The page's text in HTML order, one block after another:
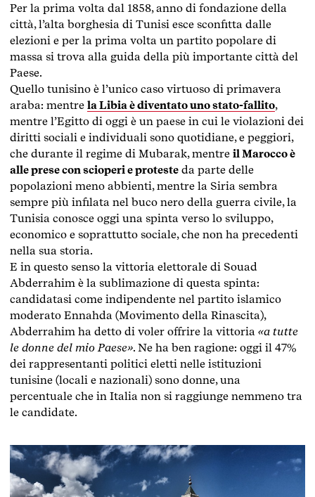
Per la prima volta dal 1858, anno di fondazione della
città, l’alta borghesia di Tunisi esce sconfitta dalle
elezioni e per la prima volta un partito popolare di
massa si trova alla guida della più importante città del
Paese.
Quello tunisino è l’unico caso virtuoso di primavera
araba: mentre la Libia è diventato uno stato-fallito,
mentre l’Egitto di oggi è un paese in cui le violazioni dei
diritti sociali e individuali sono quotidiane, e peggiori,
che durante il regime di Mubarak, mentre il Marocco è
alle prese con scioperi e proteste da parte delle
popolazioni meno abbienti, mentre la Siria sembra
sempre più infilata nel buco nero della guerra civile, la
Tunisia conosce oggi una spinta verso lo sviluppo,
economico e soprattutto sociale, che non ha precedenti
nella sua storia.
E in questo senso la vittoria elettorale di Souad
Abderrahim è la sublimazione di questa spinta:
candidatasi come indipendente nel partito islamico
moderato Ennahda (Movimento della Rinascita),
Abderrahim ha detto di voler offrire la vittoria «a tutte
le donne del mio Paese». Ne ha ben ragione: oggi il 47%
dei rappresentanti politici eletti nelle istituzioni
tunisine (locali e nazionali) sono donne, una
percentuale che in Italia non si raggiunge nemmeno tra
le candidate.